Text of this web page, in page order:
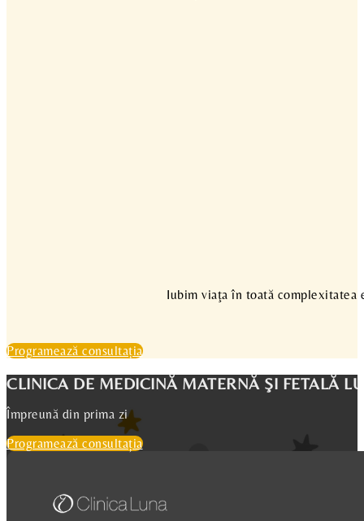
Iubim viaţa în toată
Programează consultația
CLINICA DE MEDICINĂ MATERNĂ ŞI FETALĂ
Împreună din prima zi
Programează consultația